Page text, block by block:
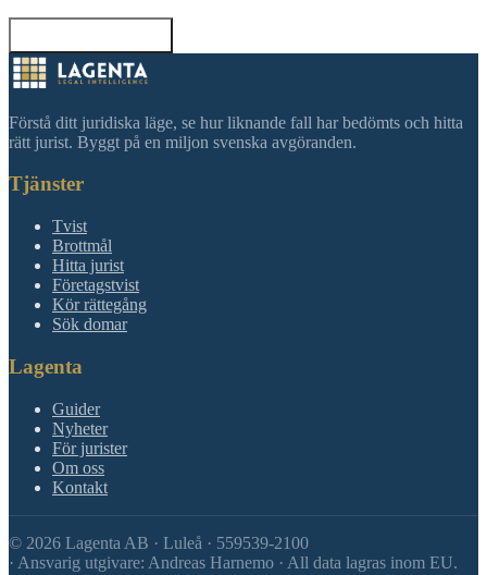
Förstå ditt juridiska läge, se hur liknande fall har bedömts och hitta
rätt jurist. Byggt på en miljon svenska avgöranden.
Tjänster
Tvist
Brottmål
Hitta jurist
Företagstvist
Kör rättegång
Sök domar
Lagenta
Guider
Nyheter
För jurister
Om oss
Kontakt
© 2026 Lagenta AB · Luleå · 559539-2100
· Ansvarig utgivare: Andreas Harnemo · All data lagras inom EU.